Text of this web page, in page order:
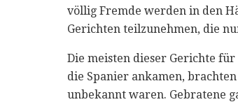
völlig Fremde werden in den
Gerichten teilzunehmen, die
Die meisten dieser Gerichte für
die Spanier ankamen,
unbekannt waren. Gebratene